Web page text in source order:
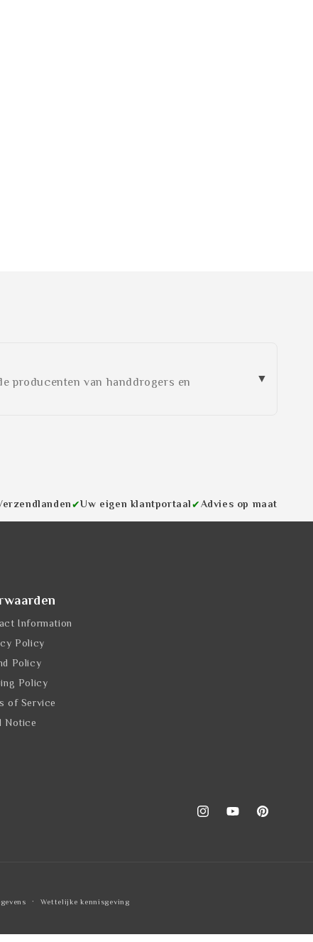
producenten van handdrogers en
✔Uw eigen klantportaal✔Advies op maat
Information
Policy
Policy
Policy
of Service
Notice
InstagramYouTubePinterest
Wettelijke kennisgeving